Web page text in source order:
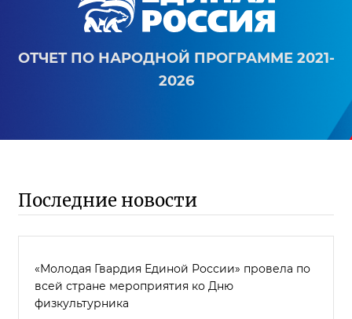
ОТЧЕТ ПО НАРОДНОЙ ПРОГРАММЕ 2021-
2026
Последние новости
«Молодая Гвардия Единой России» провела по
всей стране мероприятия ко Дню
физкультурника